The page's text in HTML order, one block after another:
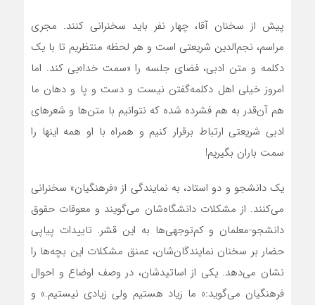
پیش از سخنان آقا، چهار نفر باید سخنرانی کنند. مجری
مراسم، نجم‌الدین شریعتی است و هر لحظه منتظریم تا با یک
دکلمه و متن ادبی، فضای جلسه را «سمت خدا»یی کند. اما
امروز خیلی اهل دکلمه‌گفتن نیست و دست و پا و دهان ما
هم آن‌قدر به هم فشرده شده که نتوانیم با متن‌ها و شعرهای
ادبی شریعتی ارتباط برقرار کنیم و همراه با او همه اینها را
سمت باران بگیریم!
یک دانشجو و دو استاد، به نمایندگی از «فرهنگیان» سخنرانی
می‌کنند. از مشکلات دانشگاه‎‌شان می‌گویند و معوقات حقوق
دانشجو-معلمان و کم‌توجهی‌ها به این قشر. تاییدات پیاپی
حضار بر سخنان نمایندگان‌شان، عمنق مشکلات این بچه‌ها را
نشان می‌دهد. یکی از اساتیدشان، در وصف اوضاع و احوال
فرهنگیان می‌گوید:« ما زیاد هستیم ولی زیادی نیستیم.» و